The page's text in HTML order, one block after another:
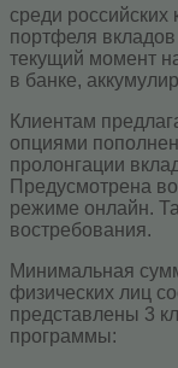
среди
портфеля
текущий момент
в банке,
Клиентам
опциями
пролонгации
Предусмотрена
режиме онлайн.
востребования.
Минимальная
физических лиц
представлены 3
программы: